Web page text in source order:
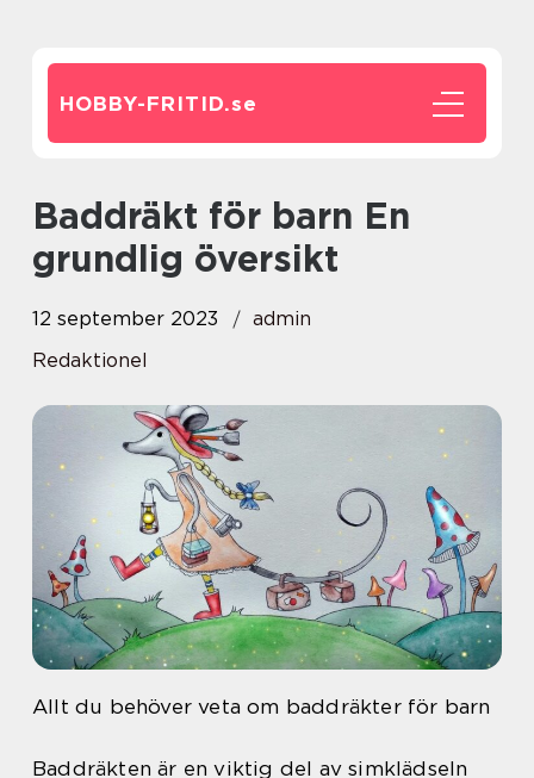
HOBBY-FRITID.se
Baddräkt för barn En
grundlig översikt
12 september 2023
admin
Redaktionel
Allt du behöver veta om baddräkter för barn
Baddräkten är en viktig del av simklädseln